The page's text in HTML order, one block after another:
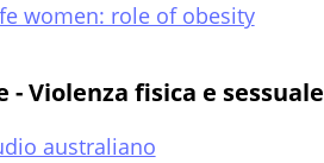
women: role of obesity
Violenza fisica e sessuale
australiano